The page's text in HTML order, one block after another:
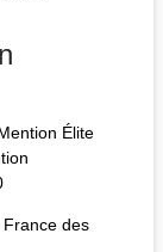
Élite
des